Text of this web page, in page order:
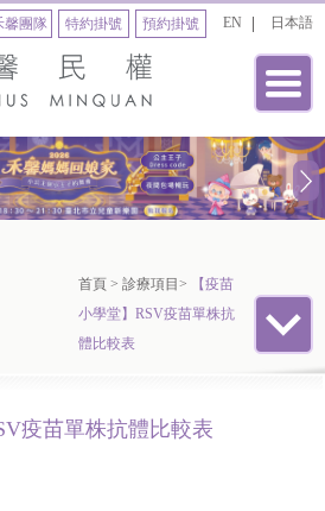
日本語
EN
馨團隊 預約掛號
特約掛號
首頁 > 診療項目 > 【疫苗
小學堂】RSV疫苗單株抗
體比較表
疫苗單株抗體比較表